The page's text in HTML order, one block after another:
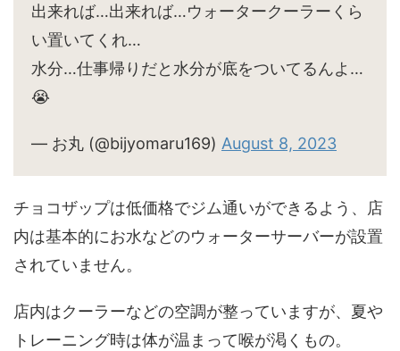
出来れば…出来れば…ウォータークーラーくら
い置いてくれ…
水分…仕事帰りだと水分が底をついてるんよ…
😭
— お丸 (@bijyomaru169) August 8, 2023
チョコザップは低価格でジム通いができるよう、店
内は基本的にお水などのウォーターサーバーが設置
されていません。
店内はクーラーなどの空調が整っていますが、夏や
トレーニング時は体が温まって喉が渇くもの。